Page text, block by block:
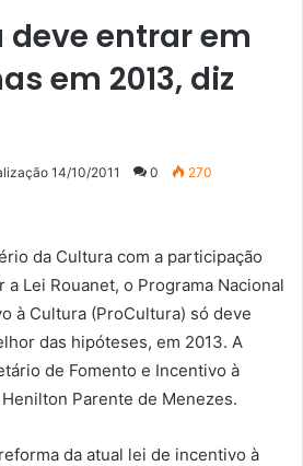
deve entrar em
em 2013, diz
14/10/2011 0 270
da Cultura com a participação
Lei Rouanet, o Programa Nacional
à Cultura (ProCultura) só deve
das hipóteses, em 2013. A
de Fomento e Incentivo à
Parente de Menezes.
da atual lei de incentivo à